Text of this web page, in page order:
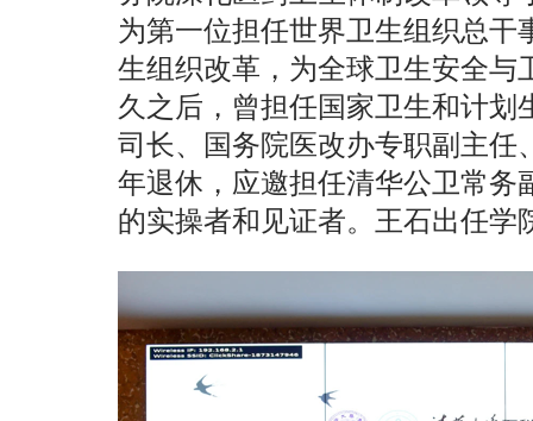
为第一位担任世界卫生组织总
生组织改革，为全球卫生安全与
久之后，曾担任国家卫生和计划
司长、国务院医改办专职副主任
年退休，应邀担任清华公卫常务
的实操者和见证者。王石出任学